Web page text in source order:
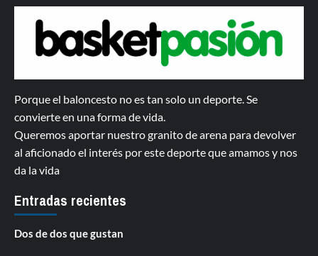
Porque el baloncesto no es tan solo un deporte. Se
convierte en una forma de vida.
Queremos aportar nuestro granito de arena para devolver
al aficionado el interés por este deporte que amamos y nos
da la vida
Entradas recientes
Dos de dos que gustan